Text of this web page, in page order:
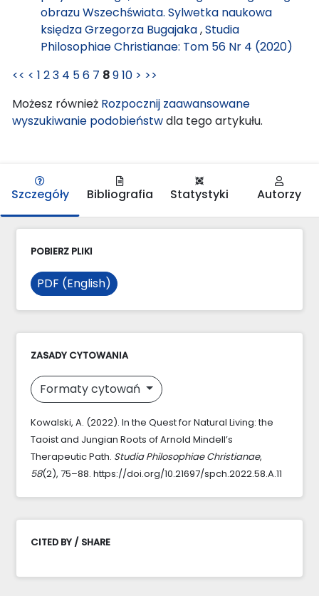
obrazu Wszechświata. Sylwetka naukowa
księdza Grzegorza Bugajaka,Studia
Philosophiae Christianae: Tom 56 Nr 4 (2020)
<< < 1 23 4 56 7 8910 > >>
Możesz również Rozpocznij zaawansowane
wyszukiwanie podobieństwdla tego artykułu.
Szczegóły Bibliografia Statystyki Autorzy
POBIERZ PLIKI
PDF (English)
ZASADY CYTOWANIA
Formaty cytowań
Kowalski, A. (2022). In the Quest for Natural Living: the
Taoist and Jungian Roots of Arnold Mindell’s
Therapeutic Path. Studia Philosophiae Christianae,
58(2), 75–88. https://doi.org/10.21697/spch.2022.58.A.11
CITED BY / SHARE